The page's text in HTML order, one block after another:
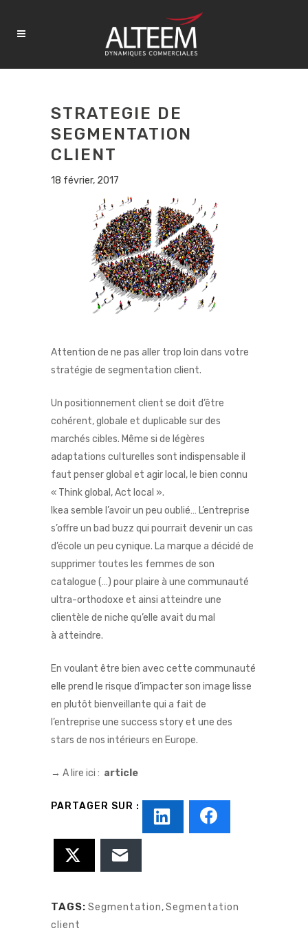
STRATEGIE DE
SEGMENTATION
CLIENT
18 février, 2017
Attention de ne pas aller trop loin dans votre
stratégie de segmentation client.
Un positionnement client se doit d’être
cohérent, globale et duplicable sur des
marchés cibles. Même si de légères
adaptations culturelles sont indispensable il
faut penser global et agir local, le bien connu
« Think global, Act local ».
Ikea semble l’avoir un peu oublié… L’entreprise
s’offre un bad buzz qui pourrait devenir un cas
d’école un peu cynique. La marque a décidé de
supprimer toutes les femmes de son
catalogue (…) pour plaire à une communauté
ultra-orthodoxe et ainsi atteindre une
clientèle de niche qu’elle avait du mal
à atteindre.
En voulant être bien avec cette communauté
elle prend le risque d’impacter son image lisse
en plutôt bienveillante qui a fait de
l’entreprise une success story et une des
stars de nos intérieurs en Europe.
→ A lire ici : article
TAGS: Segmentation,Segmentation
client